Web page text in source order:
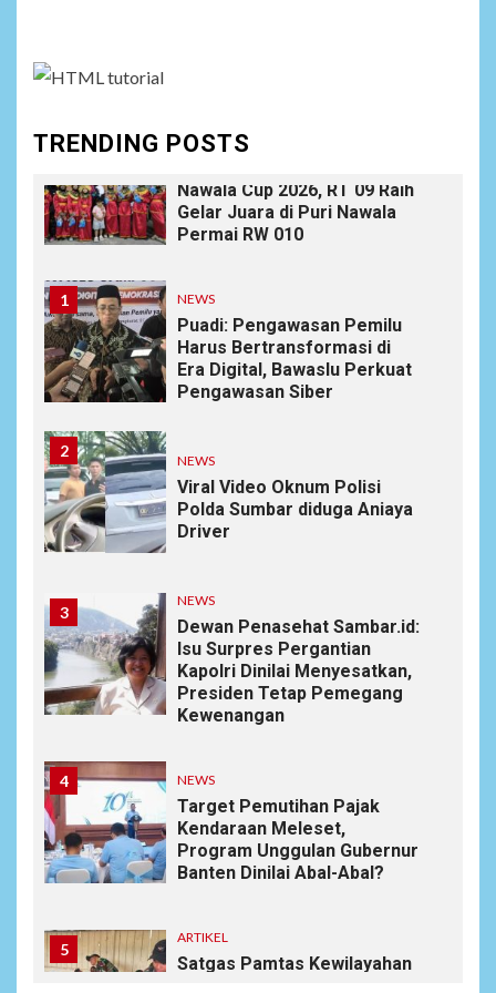
TRENDING POSTS
10 DAERAH SPORT
Nawala Cup 2026, RT 09 Raih
Gelar Juara di Puri Nawala
Permai RW 010
1 NEWS
Puadi: Pengawasan Pemilu
Harus Bertransformasi di
Era Digital, Bawaslu Perkuat
Pengawasan Siber
2
NEWS
Viral Video Oknum Polisi
Polda Sumbar diduga Aniaya
Driver
3
NEWS
Dewan Penasehat Sambar.id:
Isu Surpres Pergantian
Kapolri Dinilai Menyesatkan,
Presiden Tetap Pemegang
Kewenangan
4 NEWS
Target Pemutihan Pajak
Kendaraan Meleset,
Program Unggulan Gubernur
Banten Dinilai Abal-Abal?
5
ARTIKEL
Satgas Pamtas Kewilayahan